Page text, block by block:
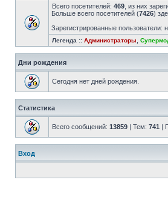
Всего посетителей: 469 , из них
Больше всего посетителей (7426)
Зарегистрированные пользователи:
Легенда :: Администраторы
Дни рождения
Сегодня нет дней рождения.
Статистика
Всего сообщений: 13859 | Тем: 741 |
Вход